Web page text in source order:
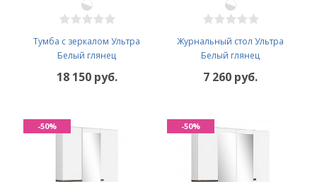
Тумба с зеркалом Ультра
Белый глянец
18 150 руб.
Журнальный стол Ультра
Белый глянец
7 260 руб.
-50% -50%